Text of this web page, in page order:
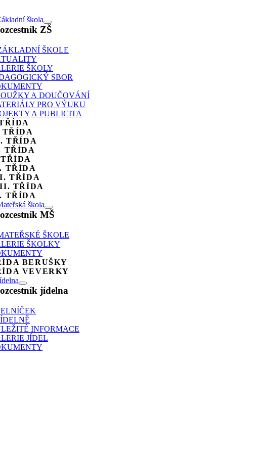
škola
ZŠ
ŠKOLE
ŠKOLY
SBOR
A DOUČOVÁNÍ
PRO VÝUKU
A PUBLICITA
TŘÍDA
TŘÍDA
TŘÍDA
TŘÍDA
TŘÍDA
TŘÍDA
škola
MŠ
ŠKOLE
ŠKOLKY
BERUŠKY
VEVERKY
jídelna
INFORMACE
JÍDEL